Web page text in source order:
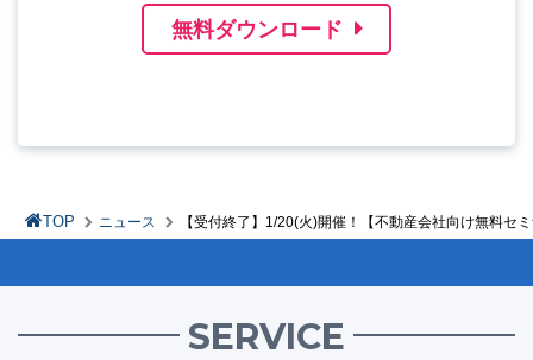
無料ダウンロード
TOP ニュース 【受付終了】1/20(火)開催！【不動産会社向け無料
SERVICE